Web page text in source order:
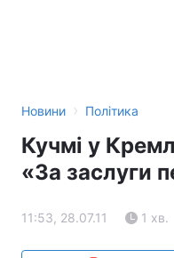
Новини › Політика
Кучмі у
«За заслуги
11:53, 28.07.11 1 хв.